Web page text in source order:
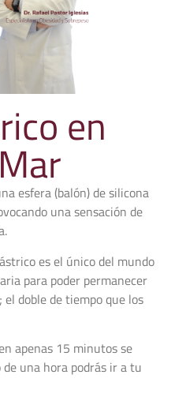
en
esfera (balón) de silicona
una sensación de
es el único del mundo
para poder permanecer
doble de tiempo que los
apenas 15 minutos se
una hora podrás ir a tu